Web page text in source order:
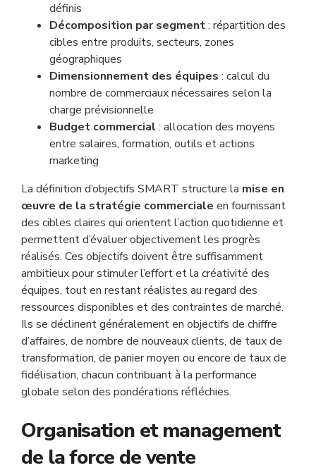
définis
Décomposition par segment: répartition des
cibles entre produits, secteurs, zones
géographiques
Dimensionnement des équipes : calcul du
nombre de commerciaux nécessaires selon la
charge prévisionnelle
Budget commercial : allocation des moyens
entre salaires, formation, outils et actions
marketing
La définition d’objectifs SMART structure la mise en
œuvre de la stratégie commerciale en fournissant
des cibles claires qui orientent l’action quotidienne et
permettent d’évaluer objectivement les progrès
réalisés. Ces objectifs doivent être suffisamment
ambitieux pour stimuler l’effort et la créativité des
équipes, tout en restant réalistes au regard des
ressources disponibles et des contraintes de marché.
Ils se déclinent généralement en objectifs de chiffre
d’affaires, de nombre de nouveaux clients, de taux de
transformation, de panier moyen ou encore de taux de
fidélisation, chacun contribuant à la performance
globale selon des pondérations réfléchies.
Organisation et management
de la force de vente